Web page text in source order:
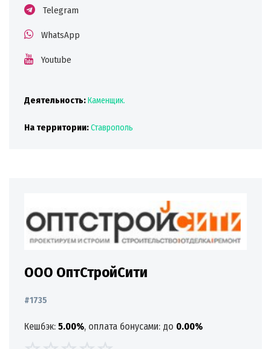
Telegram
WhatsApp
Youtube
Деятельность:Каменщик.
На территории:Ставрополь
ООО ОптСтройСити
#1735
Кешбэк: 5.00%, оплата бонусами: до 0.00%